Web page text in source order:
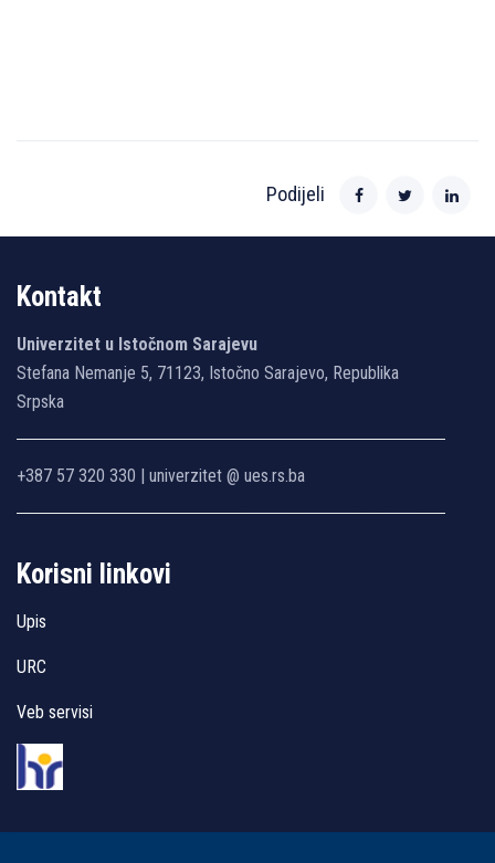
Podijeli
Kontakt
Univerzitet u Istočnom Sarajevu
Stefana Nemanje 5, 71123, Istočno Sarajevo, Republika
Srpska
+387 57 320 330 | univerzitet @ ues.rs.ba
Korisni linkovi
Upis
URC
Veb servisi